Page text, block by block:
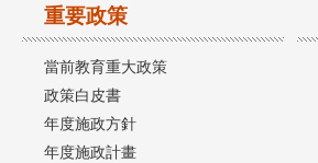
重要政策
當前教育重大政策
政策白皮書
年度施政方針
年度施政計畫